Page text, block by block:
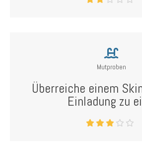
Mutproben
Überreiche einem
Einladung zu